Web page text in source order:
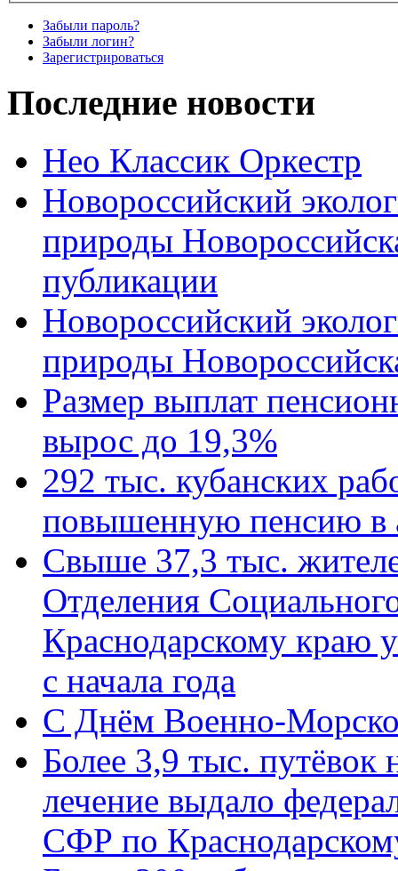
Забыли пароль?
Забыли логин?
Зарегистрироваться
Последние новости
Нео Классик Оркестр
Новороссийский
природы
публикации
Новороссийский
природы
Размер выплат
вырос до 19,3%
292 тыс. кубанских
повышенную пенсию в
Свыше 37,3 тыс.
Отделения
Краснодарскому краю
с начала года
C Днём Военно-
Более 3,9 тыс. путёвок
лечение выдало
СФР по